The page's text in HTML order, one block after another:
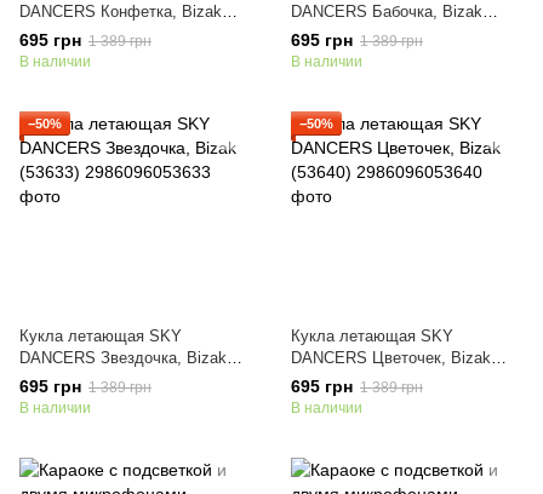
DANCERS Конфетка, Bizak
(53619)
695 грн 1 389 грн
В наличии
DANCERS Бабочка, Bizak
(53626)
695 грн 1 389 грн
В наличии
−50%
Кукла летающая SKY
DANCERS Звездочка, Bizak
(53633)
695 грн 1 389 грн
В наличии
−50%
Кукла летающая SKY
DANCERS Цветочек, Bizak
(53640)
695 грн 1 389 грн
В наличии